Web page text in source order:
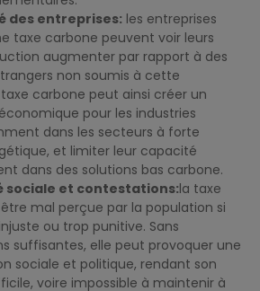
des entreprises: les entreprises
taxe carbone peuvent voir leurs
augmenter par rapport à des
non soumis à cette
carbone peut ainsi créer un
pour les industries
dans les secteurs à forte
et limiter leur capacité
dans des solutions bas carbone.
sociale et contestations:la taxe
mal perçue par la population si
ou trop punitive. Sans
suffisantes, elle peut provoquer une
sociale et politique, rendant son
voire impossible à maintenir à